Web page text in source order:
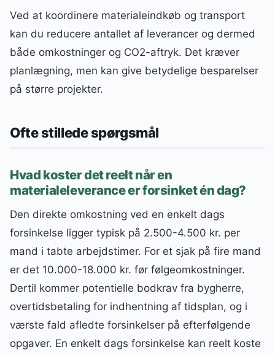
Ved at koordinere materialeindkøb og transport
kan du reducere antallet af leverancer og dermed
både omkostninger og CO2-aftryk. Det kræver
planlægning, men kan give betydelige besparelser
på større projekter.
Ofte stillede spørgsmål
Hvad koster det reelt når en
materialeleverance er forsinket én dag?
Den direkte omkostning ved en enkelt dags
forsinkelse ligger typisk på 2.500-4.500 kr. per
mand i tabte arbejdstimer. For et sjak på fire mand
er det 10.000-18.000 kr. før følgeomkostninger.
Dertil kommer potentielle bodkrav fra bygherre,
overtidsbetaling for indhentning af tidsplan, og i
værste fald afledte forsinkelser på efterfølgende
opgaver. En enkelt dags forsinkelse kan reelt koste